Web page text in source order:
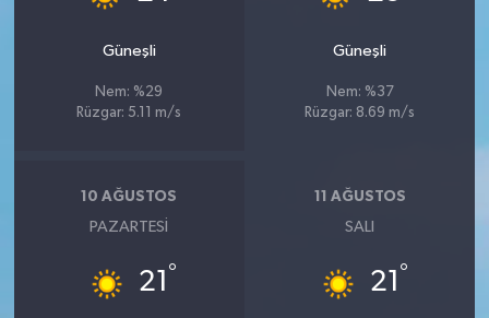
Güneşli
Nem: %29
Rüzgar: 5.11 m/s
Güneşli
Nem: %37
Rüzgar: 8.69 m/s
10 AĞUSTOS
PAZARTESI
21 °
11 AĞUSTOS
SALI
21 °